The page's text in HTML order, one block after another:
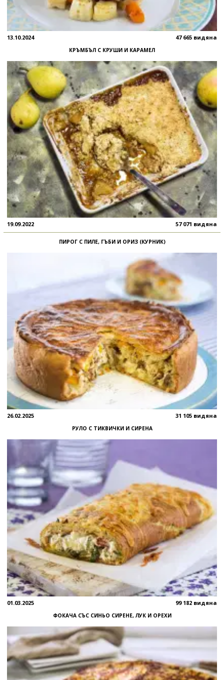
13.10.2024 47 665 видяна
КРЪМБЪЛ С КРУШИ И КАРАМЕЛ
19.09.2022 57 071 видяна
ПИРОГ С ПИЛЕ, ГЪБИ И ОРИЗ (КУРНИК)
26.02.2025 31 105 видяна
РУЛО С ТИКВИЧКИ И СИРЕНА
01.03.2025 99 182 видяна
ФОКАЧА СЪС СИНЬО СИРЕНЕ, ЛУК И ОРЕХИ